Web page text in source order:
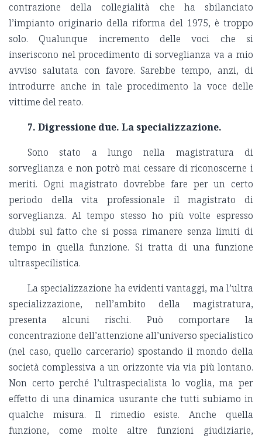
contrazione della collegialità che ha sbilanciato
l’impianto originario della riforma del 1975, è troppo
solo. Qualunque incremento delle voci che si
inseriscono nel procedimento di sorveglianza va a mio
avviso salutata con favore. Sarebbe tempo, anzi, di
introdurre anche in tale procedimento la voce delle
vittime del reato.
7. Digressione due. La specializzazione.
Sono stato a lungo nella magistratura di
sorveglianza e non potrò mai cessare di riconoscerne i
meriti. Ogni magistrato dovrebbe fare per un certo
periodo della vita professionale il magistrato di
sorveglianza. Al tempo stesso ho più volte espresso
dubbi sul fatto che si possa rimanere senza limiti di
tempo in quella funzione. Si tratta di una funzione
ultraspecilistica.
La specializzazione ha evidenti vantaggi, ma l’ultra
specializzazione, nell’ambito della magistratura,
presenta alcuni rischi. Può comportare la
concentrazione dell’attenzione all’universo specialistico
(nel caso, quello carcerario) spostando il mondo della
società complessiva a un orizzonte via via più lontano.
Non certo perché l’ultraspecialista lo voglia, ma per
effetto di una dinamica usurante che tutti subiamo in
qualche misura. Il rimedio esiste. Anche quella
funzione, come molte altre funzioni giudiziarie,